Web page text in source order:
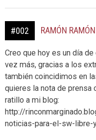
#002 RAMÓN RAMÓN
Creo que hoy es un día
vez más, gracias a los
también coincidimos en
quieres la nota de prensa
ratillo a mi blog:
http://
noticias-para-el-sw-libre-